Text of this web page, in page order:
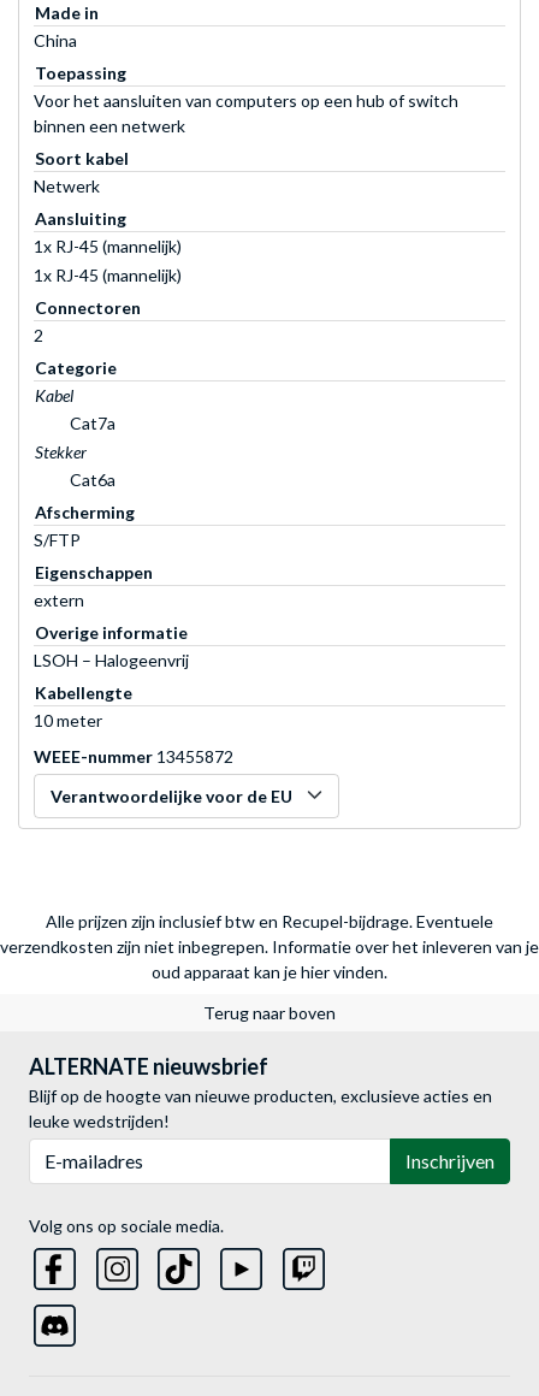
Made in
China
Toepassing
Voor het aansluiten van computers op een hub of switch
binnen een netwerk
Soort kabel
Netwerk
Aansluiting
1x RJ-45 (mannelijk)
1x RJ-45 (mannelijk)
Connectoren
2
Categorie
Kabel
Cat7a
Stekker
Cat6a
Afscherming
S/FTP
Eigenschappen
extern
Overige informatie
LSOH – Halogeenvrij
Kabellengte
10 meter
WEEE-nummer 13455872
Verantwoordelijke voor de EU
Alle prijzen zijn inclusief btw en Recupel-bijdrage. Eventuele
verzendkosten zijn niet inbegrepen. Informatie over het inleveren van je
oud apparaat kan je hier vinden.
Terug naar boven
ALTERNATE nieuwsbrief
Blijf op de hoogte van nieuwe producten, exclusieve acties en
leuke wedstrijden!
Inschrijven
Volg ons op sociale media.